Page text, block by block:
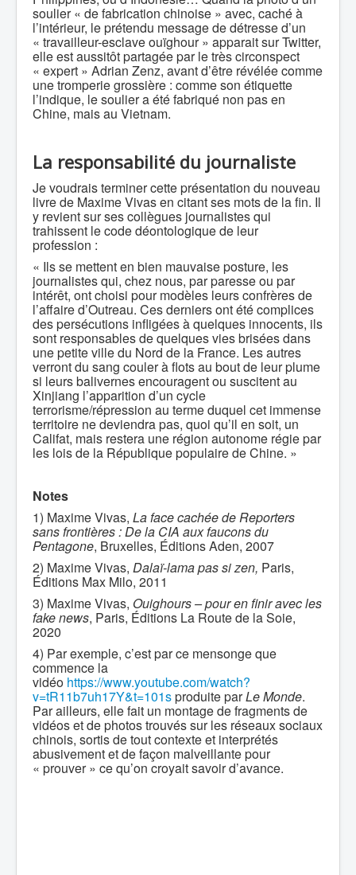
soulier « de fabrication chinoise » avec, caché à
l’intérieur, le prétendu message de détresse d’un
« travailleur-esclave ouïghour » apparait sur Twitter,
elle est aussitôt partagée par le très circonspect
« expert » Adrian Zenz, avant d’être révélée comme
une tromperie grossière : comme son étiquette
l’indique, le soulier a été fabriqué non pas en
Chine, mais au Vietnam.
La responsabilité du journaliste
Je voudrais terminer cette présentation du nouveau
livre de Maxime Vivas en citant ses mots de la fin. Il
y revient sur ses collègues journalistes qui
trahissent le code déontologique de leur
profession :
« Ils se mettent en bien mauvaise posture, les
journalistes qui, chez nous, par paresse ou par
intérêt, ont choisi pour modèles leurs confrères de
l’affaire d’Outreau. Ces derniers ont été complices
des persécutions infligées à quelques innocents, ils
sont responsables de quelques vies brisées dans
une petite ville du Nord de la France. Les autres
verront du sang couler à flots au bout de leur plume
si leurs balivernes encouragent ou suscitent au
Xinjiang l’apparition d’un cycle
terrorisme/répression au terme duquel cet immense
territoire ne deviendra pas, quoi qu’il en soit, un
Califat, mais restera une région autonome régie par
les lois de la République populaire de Chine. »
Notes
1) Maxime Vivas, La face cachée de Reporters
sans frontières : De la CIA aux faucons du
Pentagone, Bruxelles, Éditions Aden, 2007
2) Maxime Vivas, Dalaï-lama pas si zen, Paris,
Éditions Max Milo, 2011
3) Maxime Vivas, Ouighours – pour en finir avec les
fake news, Paris, Éditions La Route de la Soie,
2020
4) Par exemple, c’est par ce mensonge que
commence la
vidéo https://www.youtube.com/watch?
v=tR11b7uh17Y&t=101sproduite parLe Monde.
Par ailleurs, elle fait un montage de fragments de
vidéos et de photos trouvés sur les réseaux sociaux
chinois, sortis de tout contexte et interprétés
abusivement et de façon malveillante pour
« prouver » ce qu’on croyait savoir d’avance.